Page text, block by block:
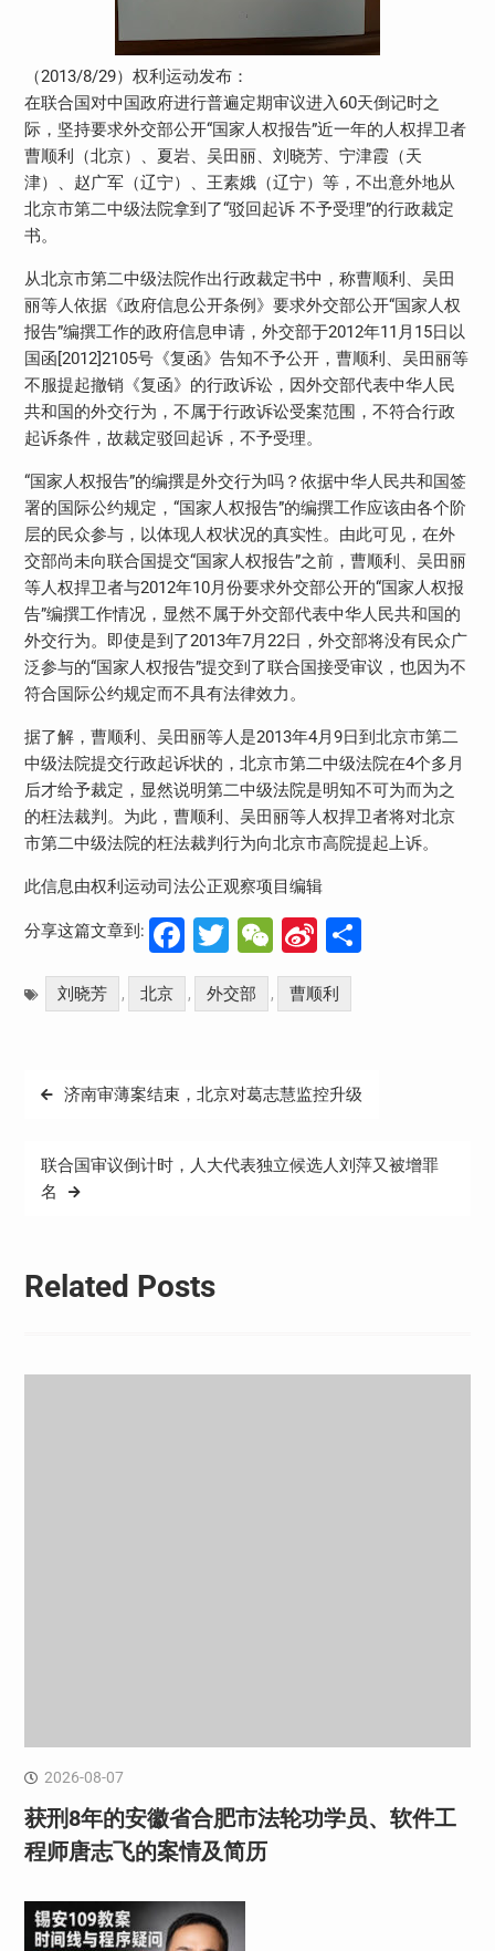
（2013/8/29）权利运动发布：
在联合国对中国政府进行普遍定期审议进入60天倒记时之
际，坚持要求外交部公开“国家人权报告”近一年的人权捍卫者
曹顺利（北京）、夏岩、吴田丽、刘晓芳、宁津霞（天
津）、赵广军（辽宁）、王素娥（辽宁）等，不出意外地从
北京市第二中级法院拿到了“驳回起诉 不予受理”的行政裁定
书。
从北京市第二中级法院作出行政裁定书中，称曹顺利、吴田
丽等人依据《政府信息公开条例》要求外交部公开“国家人权
报告”编撰工作的政府信息申请，外交部于2012年11月15日以
国函[2012]2105号《复函》告知不予公开，曹顺利、吴田丽等
不服提起撤销《复函》的行政诉讼，因外交部代表中华人民
共和国的外交行为，不属于行政诉讼受案范围，不符合行政
起诉条件，故裁定驳回起诉，不予受理。
“国家人权报告”的编撰是外交行为吗？依据中华人民共和国签
署的国际公约规定，“国家人权报告”的编撰工作应该由各个阶
层的民众参与，以体现人权状况的真实性。由此可见，在外
交部尚未向联合国提交“国家人权报告”之前，曹顺利、吴田丽
等人权捍卫者与2012年10月份要求外交部公开的“国家人权报
告”编撰工作情况，显然不属于外交部代表中华人民共和国的
外交行为。即使是到了2013年7月22日，外交部将没有民众广
泛参与的“国家人权报告”提交到了联合国接受审议，也因为不
符合国际公约规定而不具有法律效力。
据了解，曹顺利、吴田丽等人是2013年4月9日到北京市第二
中级法院提交行政起诉状的，北京市第二中级法院在4个多月
后才给予裁定，显然说明第二中级法院是明知不可为而为之
的枉法裁判。为此，曹顺利、吴田丽等人权捍卫者将对北京
市第二中级法院的枉法裁判行为向北京市高院提起上诉。
此信息由权利运动司法公正观察项目编辑
分享这篇文章到: Facebook
Twitter
WeChat
Sina
Weibo
分
刘晓芳 , 北京 , 外交部 , 曹顺利
文
导
航
济南审薄案结束，北京对葛志慧监控升级
联合国审议倒计时，人大代表独立候选人刘萍又被增罪
名
Related Posts
2026-08-07
获刑8年的安徽省合肥市法轮功学员、软件工
程师唐志飞的案情及简历